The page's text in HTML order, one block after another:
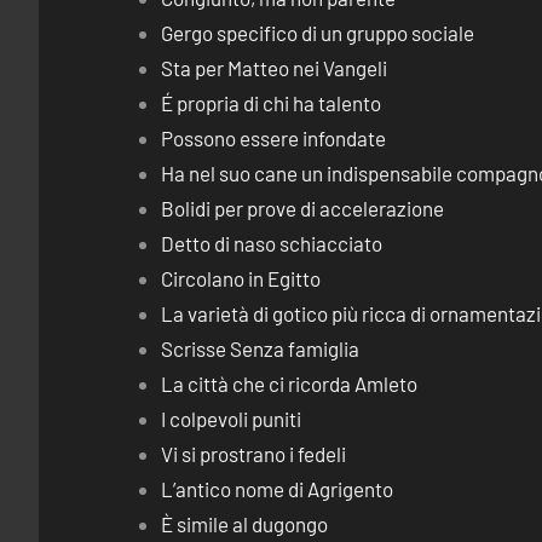
Gergo specifico di un gruppo sociale
Sta per Matteo nei Vangeli
É propria di chi ha talento
Possono essere infondate
Ha nel suo cane un indispensabile
Bolidi per prove di accelerazione
Detto di naso schiacciato
Circolano in Egitto
La varietà di gotico più ricca di
Scrisse Senza famiglia
La città che ci ricorda Amleto
I colpevoli puniti
Vi si prostrano i fedeli
L’antico nome di Agrigento
È simile al dugongo